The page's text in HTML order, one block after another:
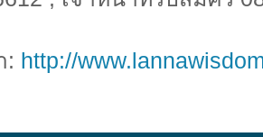
: http://